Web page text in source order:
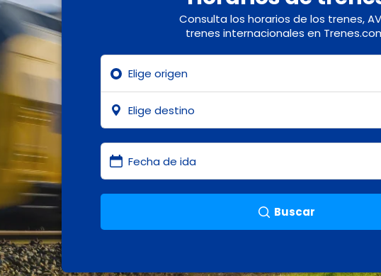
Consulta los horarios de los trenes,
trenes internacionales en
Buscar